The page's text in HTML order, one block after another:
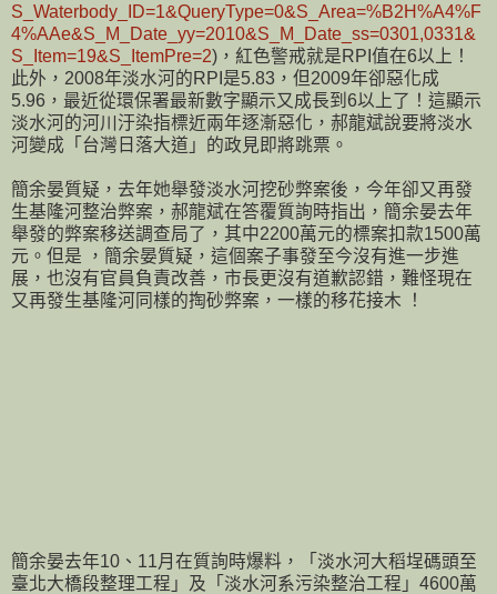
S_Waterbody_ID=1&QueryType=0&S_Area=%B2H%A4%F
4%AAe&S_M_Date_yy=2010&S_M_Date_ss=0301,0331&
S_Item=19&S_ItemPre=2)，紅色警戒就是RPI值在6以上！
此外，2008年淡水河的RPI是5.83，但2009年卻惡化成
5.96，最近從環保署最新數字顯示又成長到6以上了！這顯示
淡水河的河川汙染指標近兩年逐漸惡化，郝龍斌說要將淡水
河變成「台灣日落大道」的政見即將跳票。
簡余晏質疑，去年她舉發淡水河挖砂弊案後，今年卻又再發
生基隆河整治弊案，郝龍斌在答覆質詢時指出，簡余晏去年
舉發的弊案移送調查局了，其中2200萬元的標案扣款1500萬
元。但是 ，簡余晏質疑，這個案子事發至今沒有進一步進
展，也沒有官員負責改善，市長更沒有道歉認錯，難怪現在
又再發生基隆河同樣的掏砂弊案，一樣的移花接木 ！
簡余晏去年10、11月在質詢時爆料，「淡水河大稻埕碼頭至
臺北大橋段整理工程」及「淡水河系污染整治工程」4600萬